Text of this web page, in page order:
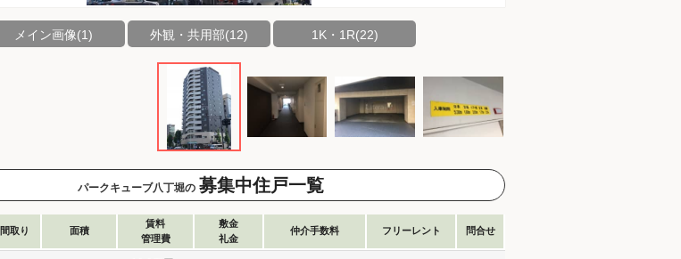
メイン画像(1) 外観・共用部(12) 1K・1R(22)
パークキューブ八丁堀の 募集中住戸一覧
間取り 面積
賃料
管理費
敷金
礼金
仲介手数料 フリーレント 問合せ